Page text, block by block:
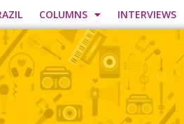
COLUMNS INTERVIEWS